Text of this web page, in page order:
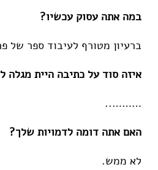
במה אתה עסוק עכשיו?
ברעיון מטורף לעיבוד ספר של
איזה סוד על כתיבה היית מגלה
………..
האם אתה דומה לדמויות שלך?
לא ממש.